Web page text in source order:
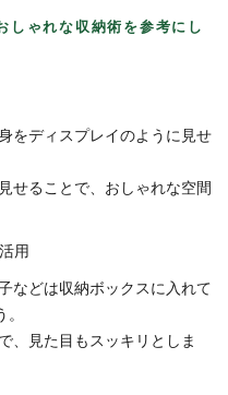
しゃれな収納術を参考にし
をディスプレイのように見せ
せることで、おしゃれな空間
用
などは収納ボックスに入れて
、見た目もスッキリとしま